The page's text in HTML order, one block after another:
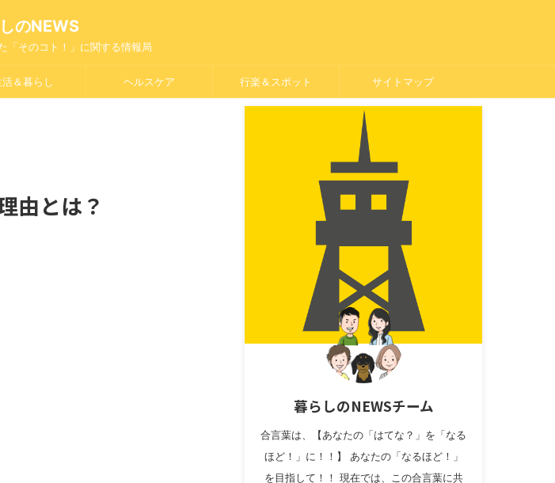
のNEWS
「そのコト！」に関する情報局
活＆暮らし ヘルスケア 行楽＆スポット サイトマップ
由とは？
暮らしのNEWSチーム
合言葉は、【あなたの「はてな？」を「なる
ほど！」に！！】 あなたの「なるほど！」
を目指して！！ 現在では、この合言葉に共